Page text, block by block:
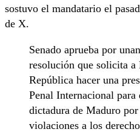
sostuvo el mandatario el
de X.
Senado aprueba por
resolución que solicita a
República hacer una
Penal Internacional para
dictadura de Maduro
violaciones a los